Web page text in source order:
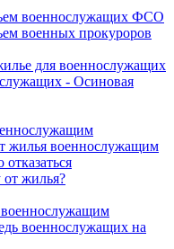
военнослужащих ФСО
военных прокуроров
для военнослужащих
- Осиновая
жилья военнослужащим
жилья?
военнослужащих на